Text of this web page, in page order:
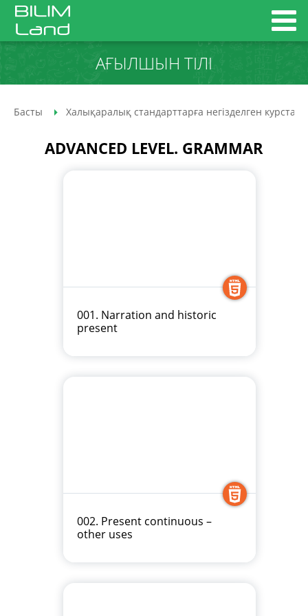
АҒЫЛШЫН ТІЛІ
Басты Халықаралық стандарттарға негізделген курстар
ADVANCED LEVEL. GRAMMAR
001. Narration and historic
present
002. Present continuous –
other uses